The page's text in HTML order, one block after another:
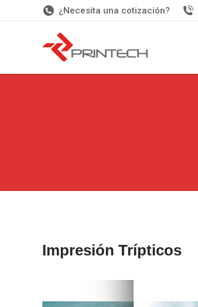
¿Necesita una cotización?
Impresión Trípticos